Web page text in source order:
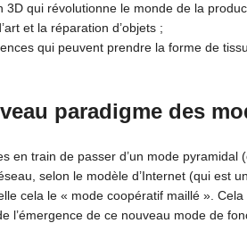
3D qui révolutionne le monde de la
et la réparation d’objets ;
qui peuvent prendre la forme de
paradigme des
en train de passer d’un mode
selon le modèle d’Internet (qui est
cela le « mode coopératif maillé ».
l’émergence de ce nouveau mode de